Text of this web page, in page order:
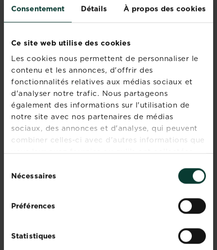
Consentement Détails À propos des cookies
Ce site web utilise des cookies
Les cookies nous permettent de personnaliser le
contenu et les annonces, d'offrir des
fonctionnalités relatives aux médias sociaux et
d'analyser notre trafic. Nous partageons
également des informations sur l'utilisation de
notre site avec nos partenaires de médias
sociaux, des annonces et d'analyse, qui peuvent
combiner celles-ci avec d'autres informations que
vous leur avez fournies ou qu'ils ont collectées
duNécessaires
Préférences
Statistiques
Vergerette du
Spergule des
En savoir plus
Moutarde noire